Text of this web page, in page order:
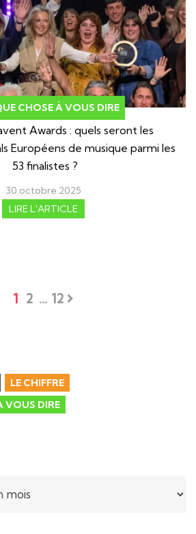
CHOSE À VOUS DIRE
Awards : quels seront les
Européens de musique parmi les
53 finalistes ?
30 octobre 2025
LIRE L'ARTICLE
1 2 … 12
LE CHIFFRE
VOUS DIRE